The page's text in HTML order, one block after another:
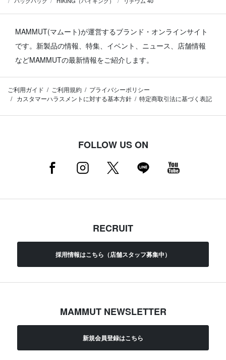
MAMMUT(マムート)が運営するブランド・オンラインサイト
です。 新製品の情報、特集、イベント、ニュース、店舗情報
などMAMMUTの最新情報をご紹介します。
ご利用ガイド ご利用規約
プライバシーポリシー
カスタマーハラスメントに対する基本方針
特定商取引法に基づく表記
FOLLOW US ON
RECRUIT
採用情報はこちら（店舗スタッフ募集中）
MAMMUT NEWSLETTER
新規会員登録はこちら